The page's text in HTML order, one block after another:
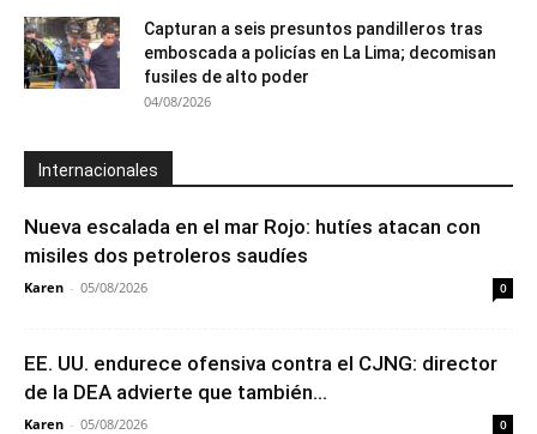
Capturan a seis presuntos pandilleros tras
emboscada a policías en La Lima; decomisan
fusiles de alto poder
04/08/2026
Internacionales
Nueva escalada en el mar Rojo: hutíes atacan con
misiles dos petroleros saudíes
Karen - 05/08/2026 0
EE. UU. endurece ofensiva contra el CJNG: director
de la DEA advierte que también...
Karen - 05/08/2026 0